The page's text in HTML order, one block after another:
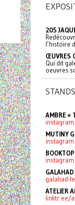
205
l’histoire
ŒUVRES
Qui dit
oeuvres
AMBRE «
MUTINY
galahad-
ATELIER
linktr.ee/